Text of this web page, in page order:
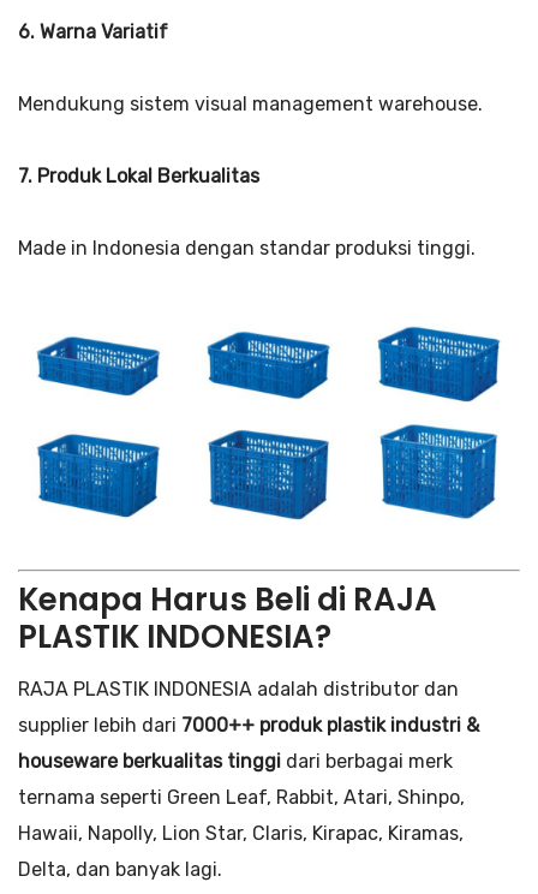
6. Warna Variatif
Mendukung sistem visual management warehouse.
7. Produk Lokal Berkualitas
Made in Indonesia dengan standar produksi tinggi.
Kenapa Harus Beli di RAJA
PLASTIK INDONESIA?
RAJA PLASTIK INDONESIA adalah distributor dan
supplier lebih dari 7000++ produk plastik industri &
houseware berkualitas tinggi dari berbagai merk
ternama seperti Green Leaf, Rabbit, Atari, Shinpo,
Hawaii, Napolly, Lion Star, Claris, Kirapac, Kiramas,
Delta, dan banyak lagi.